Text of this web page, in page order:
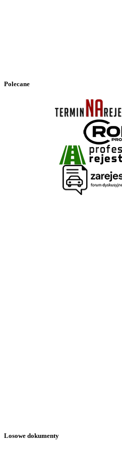
Polecane
Losowe dokumenty